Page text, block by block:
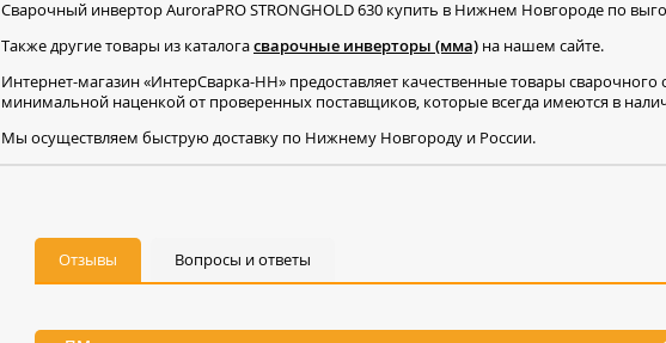
Сварочный инвертор AuroraPRO STRONGHOLD 630 купить в Нижнем Новгороде по
Также другие товары из каталогасварочные инверторы (мма) на нашем сайте.
Интернет-магазин «ИнтерСварка-НН» предоставляет качественные товары сварочного
минимальной наценкой от проверенных поставщиков, которые всегда имеются в
Мы осуществляем быструю доставку по Нижнему Новгороду и России.
Отзывы Вопросы и ответы